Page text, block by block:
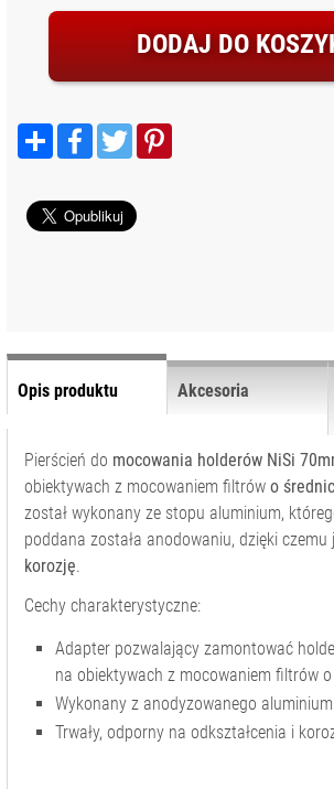
DODAJ DO
Podziel
się
Facebook
Twitter
Opis produktu Akcesoria
Pierścień do mocowania holderów NiSi
obiektywach z mocowaniem filtrów o
został wykonany ze stopu aluminium,
poddana została anodowaniu, dzięki czemu
korozję.
Cechy charakterystyczne:
Adapter pozwalający zamontować
na obiektywach z mocowaniem filtrów
Wykonany z anodyzowanego aluminium
Trwały, odporny na odkształcenia i
SYSTEM DROP-
IN
SYSTEM NISI
CINEMA
PROSORIES
ZESTAWY
FILTRÓW
GIMBALE/
KAMERY CYFROWE
KARTY PAMIĘCI I
CZYTNIKI
LAMPY BŁYSKOWE
I LED